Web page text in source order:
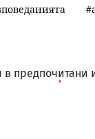
в предпочитани